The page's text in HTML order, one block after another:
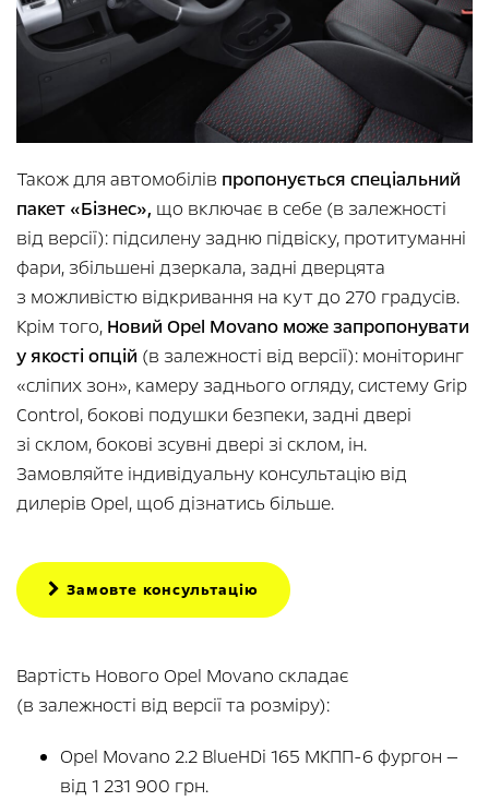
Також для автомобілів пропонується спеціальний
пакет «Бізнес», що включає в себе (в залежності
від версії): підсилену задню підвіску, протитуманні
фари, збільшені дзеркала, задні дверцята
з можливістю відкривання на кут до 270 градусів.
Крім того, Новий Opel Movano може запропонувати
у якості опцій (в залежності від версії): моніторинг
«сліпих зон», камеру заднього огляду, систему Grip
Control, бокові подушки безпеки, задні двері
зі склом, бокові зсувні двері зі склом, ін.
Замовляйте індивідуальну консультацію від
дилерів Opel, щоб дізнатись більше.
Замовте консультацію
Вартість Нового Opel Movano складає
(в залежності від версії та розміру):
Opel Movano 2.2 BlueHDi 165 МКПП-6 фургон —
від 1 231 900 грн.